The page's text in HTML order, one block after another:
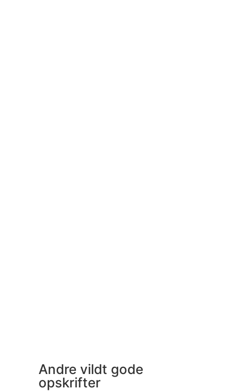
Andre vildt gode
opskrifter